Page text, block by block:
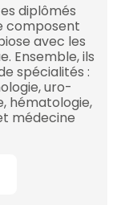
diplômés
composent
avec les
Ensemble, ils
spécialités :
uro-
hématologie,
médecine